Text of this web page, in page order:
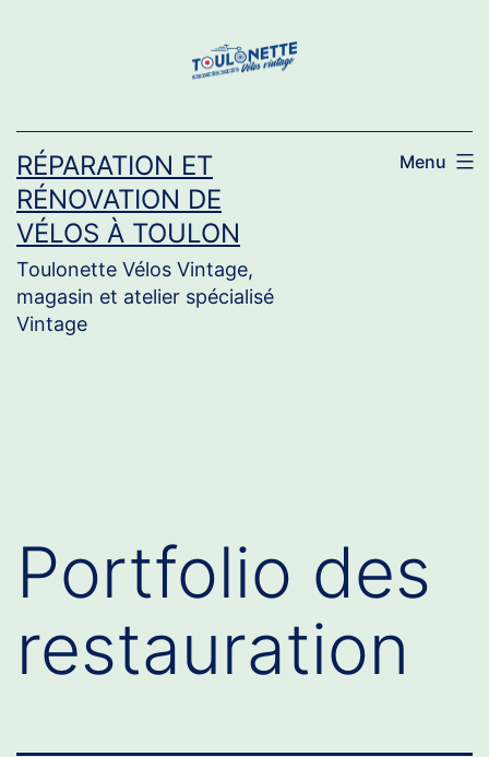
RÉPARATION ET
RÉNOVATION DE
VÉLOS À TOULON
Toulonette Vélos Vintage,
magasin et atelier spécialisé
Vintage
Menu
Portfolio des
restauration